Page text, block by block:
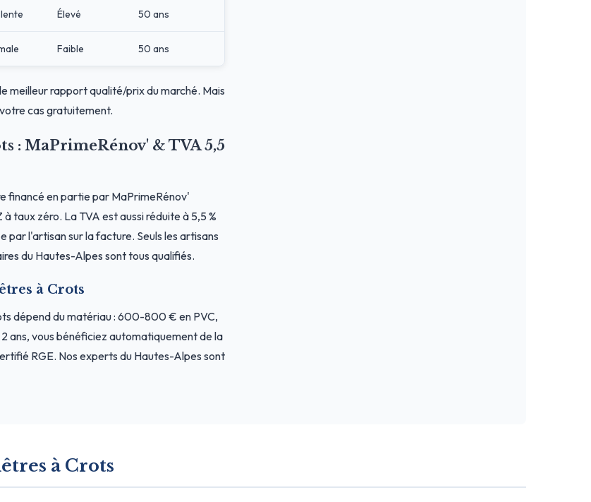
Élevé 50 ans
Faible 50 ans
meilleur rapport qualité/prix du marché. Mais
cas gratuitement.
: MaPrimeRénov' & TVA 5,5
financé en partie par MaPrimeRénov'
taux zéro. La TVA est aussi réduite à 5,5 %
par l'artisan sur la facture. Seuls les artisans
du Hautes-Alpes sont tous qualifiés.
à Crots
dépend du matériau : 600-800 € en PVC,
ans, vous bénéficiez automatiquement de la
RGE. Nos experts du Hautes-Alpes sont
à Crots